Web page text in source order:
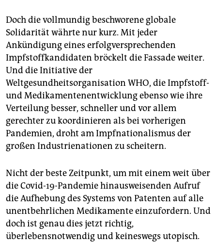
Doch die vollmundig beschworene globale
Solidarität währte nur kurz. Mit jeder
Ankündigung eines erfolgversprechenden
Impfstoffkandidaten bröckelt die Fassade weiter.
Und die Initiative der
Weltgesundheitsorganisation WHO, die Impfstoff-
und Medikamentenentwicklung ebenso wie ihre
Verteilung besser, schneller und vor allem
gerechter zu koordinieren als bei vorherigen
Pandemien, droht am Impfnationalismus der
großen Industrienationen zu scheitern.
Nicht der beste Zeitpunkt, um mit einem weit über
die Covid-19-Pandemie hinausweisenden Aufruf
die Aufhebung des Systems von Patenten auf alle
unentbehrlichen Medikamente einzufordern. Und
doch ist genau dies jetzt richtig,
überlebensnotwendig und keineswegs utopisch.